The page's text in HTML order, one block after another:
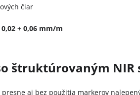
čiar
0,02 + 0,06 mm/m
štruktúrovaným NIR
presne aj bez použitia markerov